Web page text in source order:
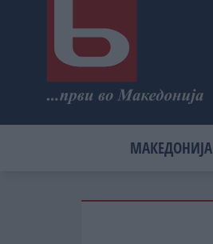
МАКЕДОНИЈА